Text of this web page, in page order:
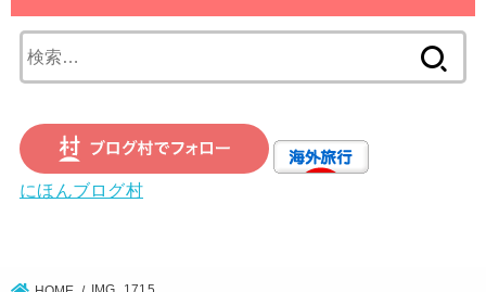
索:
にほんブログ村